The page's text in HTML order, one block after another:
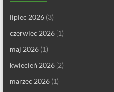
lipiec 2026(3)
czerwiec 2026(1)
maj 2026(1)
kwiecień 2026(2)
marzec 2026(1)